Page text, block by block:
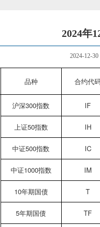
2024年
2024-12-30
品种 合约代
沪深300指数 IF
上证50指数 IH
中证500指数 IC
中证1000指数 IM
10年期国债 T
5年期国债 TF